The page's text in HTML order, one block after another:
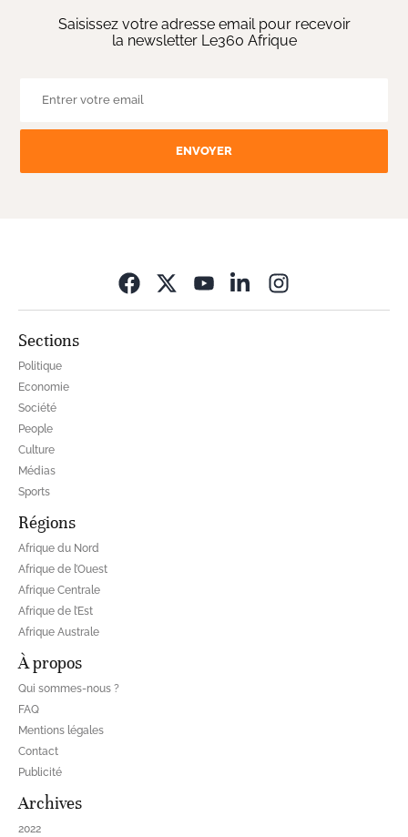
Saisissez votre adresse email pour recevoir
la newsletter Le360 Afrique
ENVOYER
Sections
Politique
Economie
Société
People
Culture
Médias
Sports
Régions
Afrique du Nord
Afrique de l’Ouest
Afrique Centrale
Afrique de l’Est
Afrique Australe
À propos
Qui sommes-nous ?
FAQ
Mentions légales
Contact
Publicité
Archives
2022